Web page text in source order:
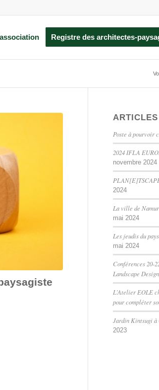
Registre des architectes-
Poste à pourvoir
2024 IFLA
novembre 2024
2024
La ville de
mai 2024
Les jeudis du
mai 2024
Conférences 20-
Landscape
L’Atelier EOLE
pour compléter
Jardin Kintsugi à
2023